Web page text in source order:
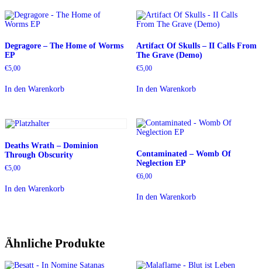
Degragore – The Home of Worms
EP
€5,00
In den Warenkorb
Artifact Of Skulls – II Calls From
The Grave (Demo)
€5,00
In den Warenkorb
Deaths Wrath – Dominion
Through Obscurity
€5,00
In den Warenkorb
Contaminated – Womb Of
Neglection EP
€6,00
In den Warenkorb
Ähnliche Produkte